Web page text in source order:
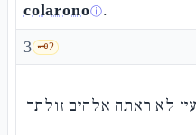
colaronoⓘ.
3 🗝️2
לא ראתה אלהים זולתך